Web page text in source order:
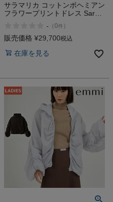
サラマリカ コットンボヘミアン
フラワープリントドレス Sara
Flower Print Dress
- （0件 ）
販売価格 ¥29,700税込
在庫を見る